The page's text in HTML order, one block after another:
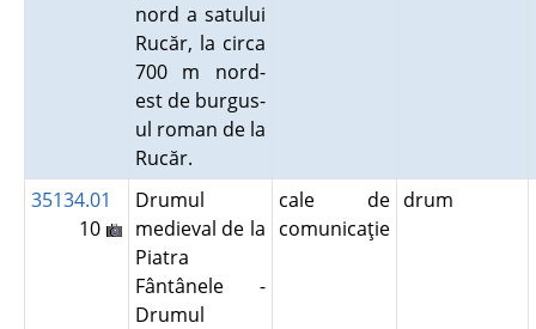
nord a satului
Rucăr, la circa
700 m nord-
est de burgus-
ul roman de la
Rucăr.
35134.01
10
Drumul
medieval de la
Piatra
Fântânele -
Drumul
cale de
comunicaţie
drum